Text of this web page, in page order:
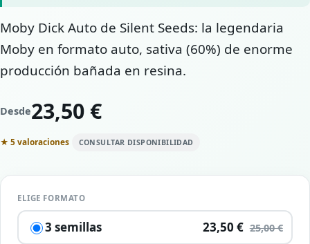
Moby Dick Auto de Silent Seeds: la legendaria
Moby en formato auto, sativa (60%) de enorme
producción bañada en resina.
Desde23,50 €
★ 5 valoraciones CONSULTAR DISPONIBILIDAD
ELIGE FORMATO
3 semillas 23,50 € 25,00 €